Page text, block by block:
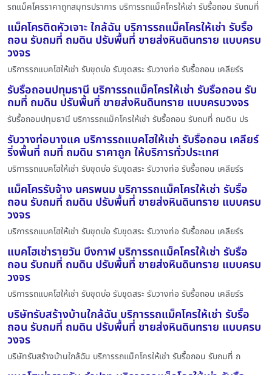
รถแม็คโครราคาถูกสมุทรปราการ บริการรถแม็คโครให้เช่า รับรื้อถอน รับถมที่
แม็คโครติดหัวเจาะ ใกล้ฉัน บริการรถแม็คโครให้เช่า รับรื้อ
ถอน รับถมที่ ถมดิน ปรับพื้นที่ ขายส่งหินดินทราย แบบครบ
วงจร
บริการรถแบคโฮให้เช่า รับขุดบ่อ รับขุดสระ รับวางท่อ รับรื้อถอน เคลียร์ร
รับรื้อถอนปทุมธานี บริการรถแม็คโครให้เช่า รับรื้อถอน รับ
ถมที่ ถมดิน ปรับพื้นที่ ขายส่งหินดินทราย แบบครบวงจร
รับรื้อถอนปทุมธานี บริการรถแม็คโครให้เช่า รับรื้อถอน รับถมที่ ถมดิน ปร
รับวางท่อบางแค บริการรถแบคโฮให้เช่า รับรื้อถอน เคลียร์
ริ่งพื้นที่ ถมที่ ถมดิน ราคาถูก ให้บริการทั่วประเทศ
บริการรถแบคโฮให้เช่า รับขุดบ่อ รับขุดสระ รับวางท่อ รับรื้อถอน เคลียร์ร
แม็คโครรับจ้าง นครพนม บริการรถแม็คโครให้เช่า รับรื้อ
ถอน รับถมที่ ถมดิน ปรับพื้นที่ ขายส่งหินดินทราย แบบครบ
วงจร
บริการรถแบคโฮให้เช่า รับขุดบ่อ รับขุดสระ รับวางท่อ รับรื้อถอน เคลียร์ร
แบคโฮเช่ารายวัน บึงกาฬ บริการรถแม็คโครให้เช่า รับรื้อ
ถอน รับถมที่ ถมดิน ปรับพื้นที่ ขายส่งหินดินทราย แบบครบ
วงจร
บริการรถแบคโฮให้เช่า รับขุดบ่อ รับขุดสระ รับวางท่อ รับรื้อถอน เคลียร์ร
บริษัทรับสร้างบ้านใกล้ฉัน บริการรถแม็คโครให้เช่า รับรื้อ
ถอน รับถมที่ ถมดิน ปรับพื้นที่ ขายส่งหินดินทราย แบบครบ
วงจร
บริษัทรับสร้างบ้านใกล้ฉัน บริการรถแม็คโครให้เช่า รับรื้อถอน รับถมที่ ถ